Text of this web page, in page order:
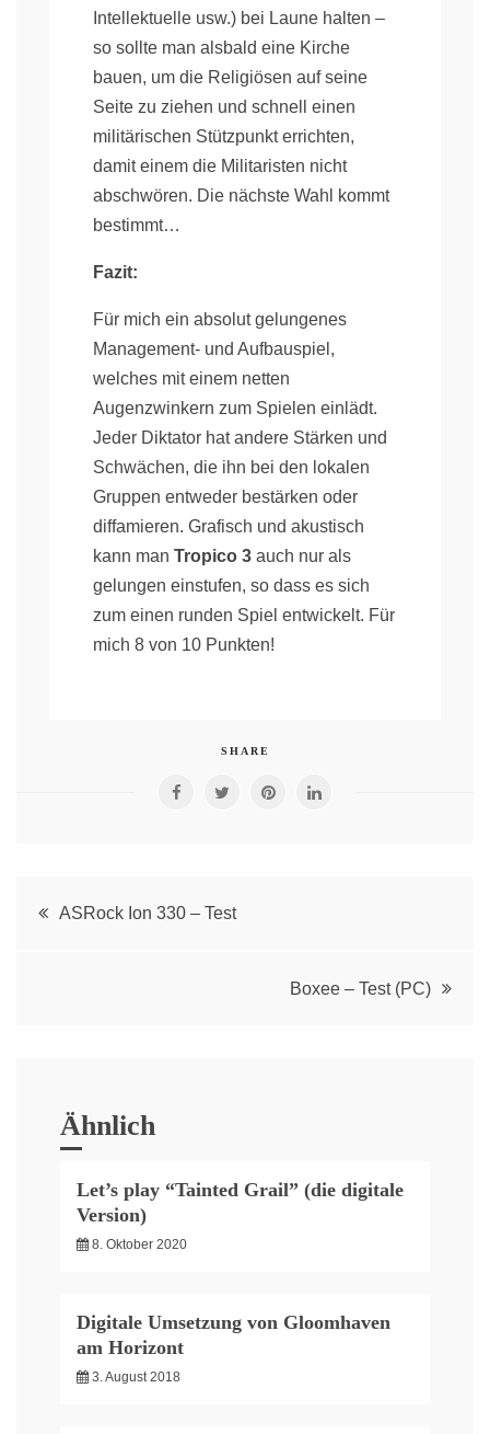
Intellektuelle usw.) bei Laune halten –
so sollte man alsbald eine Kirche
bauen, um die Religiösen auf seine
Seite zu ziehen und schnell einen
militärischen Stützpunkt errichten,
damit einem die Militaristen nicht
abschwören. Die nächste Wahl kommt
bestimmt…
Fazit:
Für mich ein absolut gelungenes
Management- und Aufbauspiel,
welches mit einem netten
Augenzwinkern zum Spielen einlädt.
Jeder Diktator hat andere Stärken und
Schwächen, die ihn bei den lokalen
Gruppen entweder bestärken oder
diffamieren. Grafisch und akustisch
kann man Tropico 3 auch nur als
gelungen einstufen, so dass es sich
zum einen runden Spiel entwickelt. Für
mich 8 von 10 Punkten!
SHARE
PostASRock Ion 330 – Test
Boxee – Test (PC)
Ähnlich
Let’s play “Tainted Grail” (die digitale
Version)
8. Oktober 2020
Digitale Umsetzung von Gloomhaven
am Horizont
3. August 2018